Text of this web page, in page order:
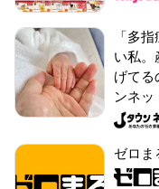
「多
い私。
げてる
ンネッ
ゼロま